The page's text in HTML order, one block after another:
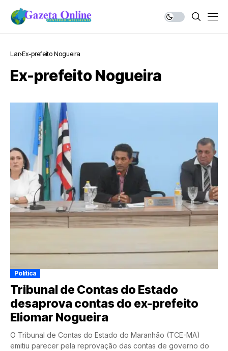
Lar Ex-prefeito Nogueira
Ex-prefeito Nogueira
Política
Tribunal de Contas do Estado
desaprova contas do ex-prefeito
Eliomar Nogueira
O Tribunal de Contas do Estado do Maranhão (TCE-MA)
emitiu parecer pela reprovação das contas de governo do